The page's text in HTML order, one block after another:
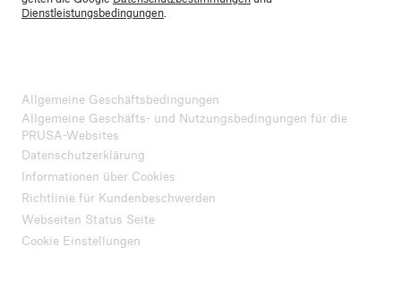
Dienstleistungsbedingungen.
Allgemeine Geschäftsbedingungen
Allgemeine Geschäfts- und Nutzungsbedingungen für die
PRUSA-Websites
Datenschutzerklärung
Informationen über Cookies
Richtlinie für Kundenbeschwerden
Webseiten Status Seite
Cookie Einstellungen